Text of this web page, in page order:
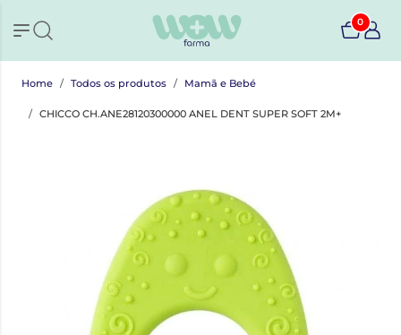
0
Home Todos os produtos Mamã e Bebé
CHICCO CH.ANE28120300000 ANEL DENT SUPER SOFT 2M+